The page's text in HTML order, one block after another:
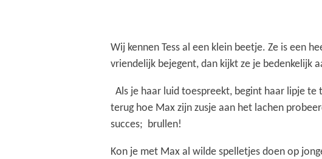
Wij kennen Tess al een klein beetje. Ze is een
vriendelijk bejegent, dan kijkt ze je bedenkelijk
Als je haar luid toespreekt, begint haar lipje te
terug hoe Max zijn zusje aan het lachen
succes; brullen!
Kon je met Max al wilde spelletjes doen op